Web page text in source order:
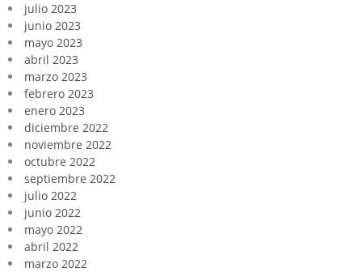
julio 2023
junio 2023
mayo 2023
abril 2023
marzo 2023
febrero 2023
enero 2023
diciembre 2022
noviembre 2022
octubre 2022
septiembre 2022
julio 2022
junio 2022
mayo 2022
abril 2022
marzo 2022